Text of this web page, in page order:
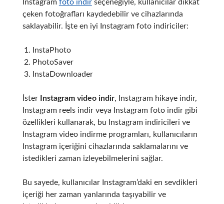
Instagram foto indirseçeneğiyle, kullanıcılar dikkat
çeken fotoğrafları kaydedebilir ve cihazlarında
saklayabilir. İşte en iyi Instagram foto indiriciler:
InstaPhoto
PhotoSaver
InstaDownloader
İster Instagram video indir, Instagram hikaye indir,
Instagram reels indir veya Instagram foto indir gibi
özellikleri kullanarak, bu Instagram indiricileri ve
Instagram video indirme programları, kullanıcıların
Instagram içeriğini cihazlarında saklamalarını ve
istedikleri zaman izleyebilmelerini sağlar.
Bu sayede, kullanıcılar Instagram’daki en sevdikleri
içeriği her zaman yanlarında taşıyabilir ve